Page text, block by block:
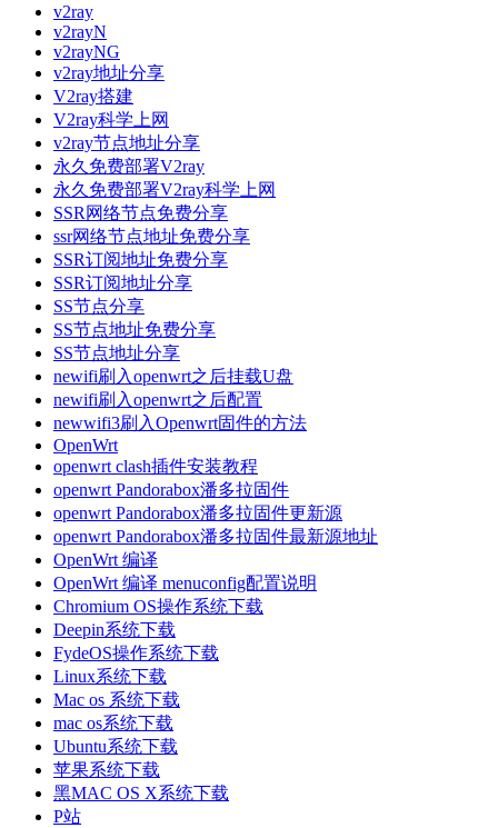
v2ray
v2rayN
v2rayNG
v2ray地址分享
V2ray搭建
V2ray科学上网
v2ray节点地址分享
永久免费部署V2ray
永久免费部署V2ray科学上网
SSR网络节点免费分享
ssr网络节点地址免费分享
SSR订阅地址免费分享
SSR订阅地址分享
SS节点分享
SS节点地址免费分享
SS节点地址分享
newifi刷入openwrt之后挂载U盘
newifi刷入openwrt之后配置
newwifi3刷入Openwrt固件的方法
OpenWrt
openwrt clash插件安装教程
openwrt Pandorabox潘多拉固件
openwrt Pandorabox潘多拉固件更新源
openwrt Pandorabox潘多拉固件最新源地址
OpenWrt 编译
OpenWrt 编译 menuconfig配置说明
Chromium OS操作系统下载
Deepin系统下载
FydeOS操作系统下载
Linux系统下载
Mac os 系统下载
mac os系统下载
Ubuntu系统下载
苹果系统下载
黑MAC OS X系统下载
P站